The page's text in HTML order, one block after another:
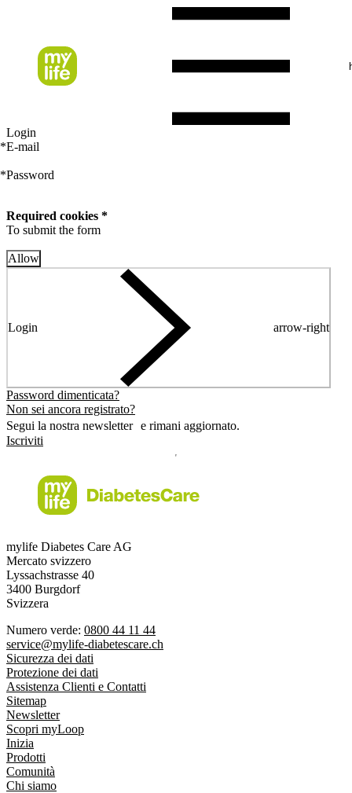
Login
*E-mail
*Password
Required cookies *
To submit the form
Allow
Login arrow-right
Password dimenticata?
Non sei ancora registrato?
Segui la nostra newsletter e rimani aggiornato.
Iscriviti
mylife Diabetes Care AG
Mercato svizzero
Lyssachstrasse 40
3400 Burgdorf
Svizzera
Numero verde: 0800 44 11 44
service@mylife-diabetescare.ch
Sicurezza dei dati
Protezione dei dati
Assistenza Clienti e Contatti
Sitemap
Newsletter
Scopri myLoop
Inizia
Prodotti
Comunità
Chi siamo